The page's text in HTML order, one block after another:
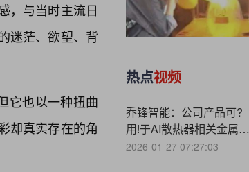
，与当时主流日
迷茫、欲望、背
它也以一种扭曲
却真实存在的角
热点视频
乔锋智能：公司产品可?
用!于AI散热器相关金属零
部件加工 目前服务于AI服
2026-01-27 07:27:03